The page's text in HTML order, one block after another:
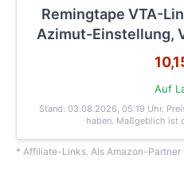
Remingtape VTA-
Azimut-Einstellung,
Auf
Stand: 03.08.2026, 05:19 Uhr.
haben. Maßgeblich ist
* Affiliate-Links. Als Amazon-